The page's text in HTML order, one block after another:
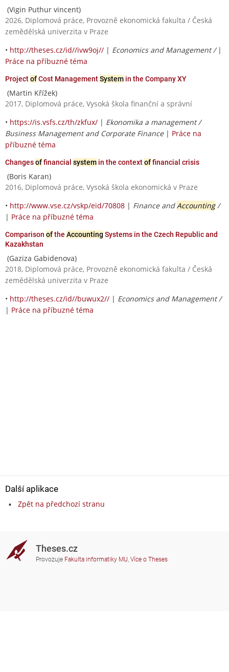
(Vigin Puthur vincent)
2026, Diplomová práce, Provozně ekonomická fakulta / Česká
zemědělská univerzita v Praze
• http://theses.cz/id//ivw9oj// | Economics and Management / |
Práce na příbuzné téma
ProjectofCost ManagementSystem in the Company XY
(Martin Křížek)
2017, Diplomová práce, Vysoká škola finanční a správní
• https://is.vsfs.cz/th/zkfux/ | Ekonomika a management /
Business Management and Corporate Finance| Práce na
příbuzné téma
Changesoffinancial system in the contextoffinancial crisis
(Boris Karan)
2016, Diplomová práce, Vysoká škola ekonomická v Praze
• http://www.vse.cz/vskp/eid/70808 | Finance andAccounting/
| Práce na příbuzné téma
Comparison ofthe Accounting Systems in the Czech Republic and
Kazakhstan
(Gaziza Gabidenova)
2018, Diplomová práce, Provozně ekonomická fakulta / Česká
zemědělská univerzita v Praze
• http://theses.cz/id//buwux2// | Economics and Management /
| Práce na příbuzné téma
Další aplikace
Zpět na předchozí stranu
Theses.cz
Provozuje Fakulta informatiky MU, Více o Theses